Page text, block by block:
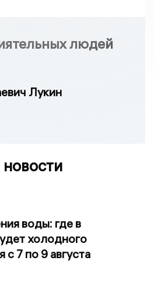
людей
Лукин
воды: где в
холодного
7 по 9 августа